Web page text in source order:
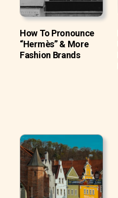
How To Pronounce
“Hermès” & More
Fashion Brands